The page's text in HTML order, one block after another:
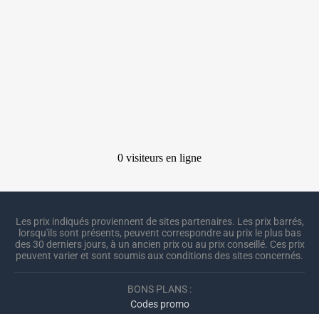
Les prix indiqués proviennent de sites partenaires. Les prix barrés,
lorsqu'ils sont présents, peuvent correspondre au prix le plus bas
des 30 derniers jours, à un ancien prix ou au prix conseillé. Ces prix
peuvent varier et sont soumis aux conditions des sites concernés.
BONS PLANS :
Codes promo